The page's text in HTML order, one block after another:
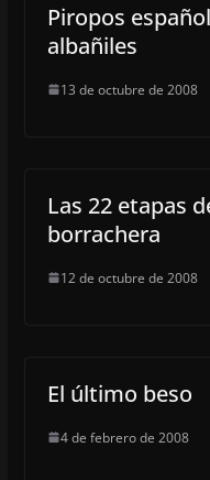
Piropos
albañiles
13 de octubre de 2008
Las 22 etapas
borrachera
12 de octubre de 2008
El último beso
4 de febrero de 2008